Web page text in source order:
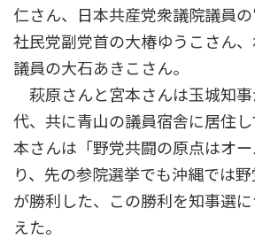
仁さん、日本共産党衆議院議員の
社民党副党首の大椿ゆうこさん
議員の大石あきこさん。
萩原さんと宮本さんは玉城知
代、共に青山の議員宿舎に居住
本さんは「野党共闘の原点はオ
り、先の参院選挙でも沖縄では
が勝利した、この勝利を知事選
えた。